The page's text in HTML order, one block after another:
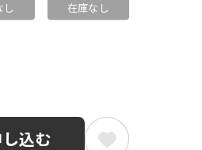
し 在庫なし
込む